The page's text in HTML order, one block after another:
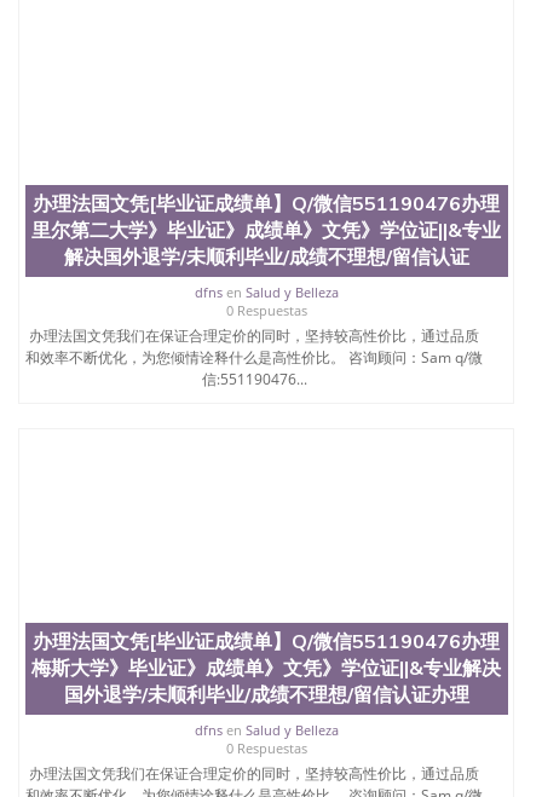
办理法国文凭[毕业证成绩单】Q/微信551190476办理
里尔第二大学》毕业证》成绩单》文凭》学位证||&专业
解决国外退学/未顺利毕业/成绩不理想/留信认证
dfnsen Salud y Belleza
0 Respuestas
办理法国文凭我们在保证合理定价的同时，坚持较高性价比，通过品质
和效率不断优化，为您倾情诠释什么是高性价比。 咨询顾问：Sam q/微
信:551190476...
办理法国文凭[毕业证成绩单】Q/微信551190476办理
梅斯大学》毕业证》成绩单》文凭》学位证||&专业解决
国外退学/未顺利毕业/成绩不理想/留信认证办理
dfnsen Salud y Belleza
0 Respuestas
办理法国文凭我们在保证合理定价的同时，坚持较高性价比，通过品质